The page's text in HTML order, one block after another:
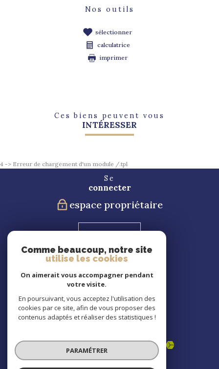
Nos outils
sélectionner
calculatrice
imprimer
Ces biens peuvent vous
INTÉRESSER
4 -> Erreur de chargement d'un module /.tpl
Se
connecter
espace propriétaire
suivre
Nous
Comme beaucoup, notre site
utilise les cookies
On aimerait vous accompagner pendant
votre visite.
En poursuivant, vous acceptez l'utilisation des
cookies par ce site, afin de vous proposer des
contenus adaptés et réaliser des statistiques !
PARAMÉTRER